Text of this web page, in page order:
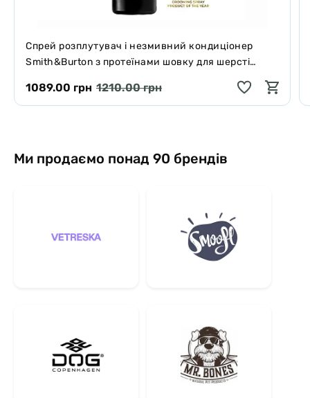
Спрей розплутувач і незмивний кондиціонер
Smith&Burton з протеїнами шовку для шерсті
1089.00 грн 1210.00 грн
Ми продаємо понад 90 брендів